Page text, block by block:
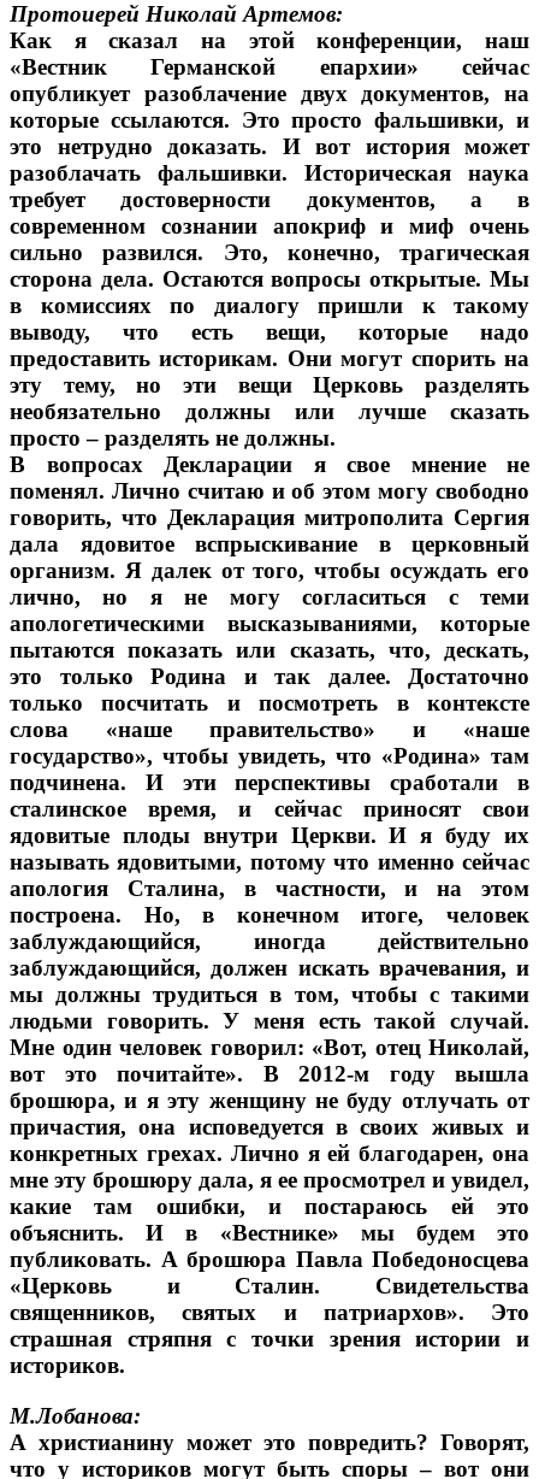
Протоиерей Николай Артемов:
Как я сказал на этой конференции, наш
«Вестник Германской епархии» сейчас
опубликует разоблачение двух документов, на
которые ссылаются. Это просто фальшивки, и
это нетрудно доказать. И вот история может
разоблачать фальшивки. Историческая наука
требует достоверности документов, а в
современном сознании апокриф и миф очень
сильно развился. Это, конечно, трагическая
сторона дела. Остаются вопросы открытые. Мы
в комиссиях по диалогу пришли к такому
выводу, что есть вещи, которые надо
предоставить историкам. Они могут спорить на
эту тему, но эти вещи Церковь разделять
необязательно должны или лучше сказать
просто – разделять не должны.
В вопросах Декларации я свое мнение не
поменял. Лично считаю и об этом могу свободно
говорить, что Декларация митрополита Сергия
дала ядовитое вспрыскивание в церковный
организм. Я далек от того, чтобы осуждать его
лично, но я не могу согласиться с теми
апологетическими высказываниями, которые
пытаются показать или сказать, что, дескать,
это только Родина и так далее. Достаточно
только посчитать и посмотреть в контексте
слова «наше правительство» и «наше
государство», чтобы увидеть, что «Родина» там
подчинена. И эти перспективы сработали в
сталинское время, и сейчас приносят свои
ядовитые плоды внутри Церкви. И я буду их
называть ядовитыми, потому что именно сейчас
апология Сталина, в частности, и на этом
построена. Но, в конечном итоге, человек
заблуждающийся, иногда действительно
заблуждающийся, должен искать врачевания, и
мы должны трудиться в том, чтобы с такими
людьми говорить. У меня есть такой случай.
Мне один человек говорил: «Вот, отец Николай,
вот это почитайте». В 2012-м году вышла
брошюра, и я эту женщину не буду отлучать от
причастия, она исповедуется в своих живых и
конкретных грехах. Лично я ей благодарен, она
мне эту брошюру дала, я ее просмотрел и увидел,
какие там ошибки, и постараюсь ей это
объяснить. И в «Вестнике» мы будем это
публиковать. А брошюра Павла Победоносцева
«Церковь и Сталин. Свидетельства
священников, святых и патриархов». Это
страшная стряпня с точки зрения истории и
историков.
М.Лобанова:
А христианину может это повредить? Говорят,
что у историков могут быть споры – вот они